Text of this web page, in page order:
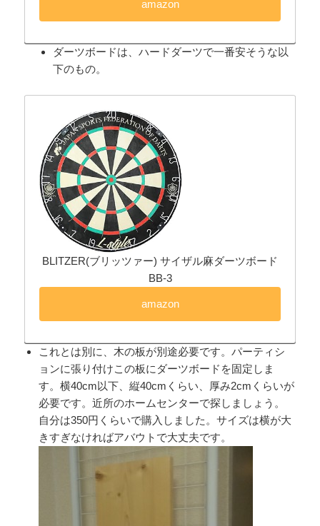
amazon
ダーツボードは、ハードダーツで一番安そうな以
下のもの。
BLITZER(ブリッツァー) サイザル麻ダーツボード
BB-3
amazon
これとは別に、木の板が別途必要です。パーティシ
ョンに張り付けこの板にダーツボードを固定しま
す。横40cm以下、縦40cmくらい、厚み2cmくらいが
必要です。近所のホームセンターで探しましょう。
自分は350円くらいで購入しました。サイズは横が大
きすぎなければアバウトで大丈夫です。